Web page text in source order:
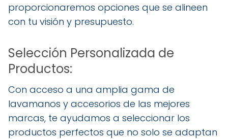
proporcionaremos opciones que se alineen
con tu visión y presupuesto.
Selección Personalizada de
Productos:
Con acceso a una amplia gama de
lavamanos y accesorios de las mejores
marcas, te ayudamos a seleccionar los
productos perfectos que no solo se adaptan